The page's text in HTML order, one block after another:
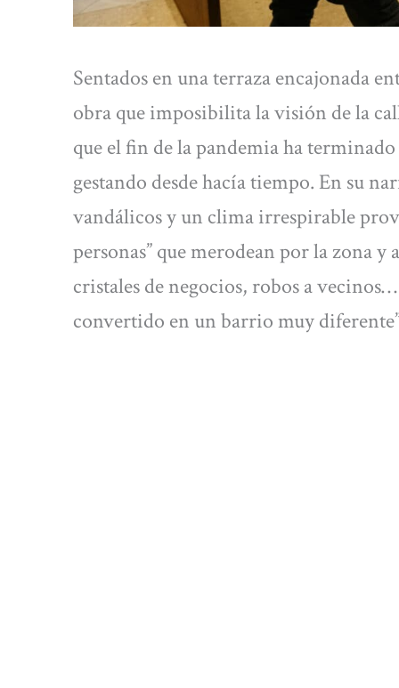
Sentados en una terraza encajonada
obra que imposibilita la visión de la
que el fin de la pandemia ha
gestando desde hacía tiempo. En su
vandálicos y un clima irrespirable
personas” que merodean por la zona
cristales de negocios, robos a
convertido en un barrio muy